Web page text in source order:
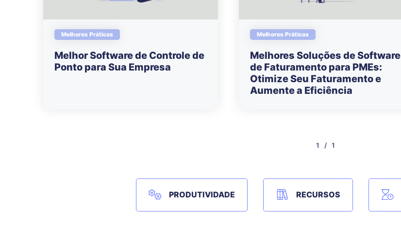
Melhores Práticas
Melhor Software de Controle de
Ponto para Sua Empresa
Melhores Práticas
Melhores Soluções de Software
de Faturamento para PMEs:
Otimize Seu Faturamento e
Aumente a Eficiência
1 / 1
PRODUTIVIDADE RECURSOS